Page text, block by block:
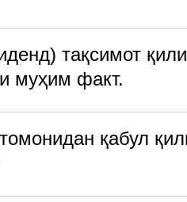
тақсимот
муҳим факт.
қабул